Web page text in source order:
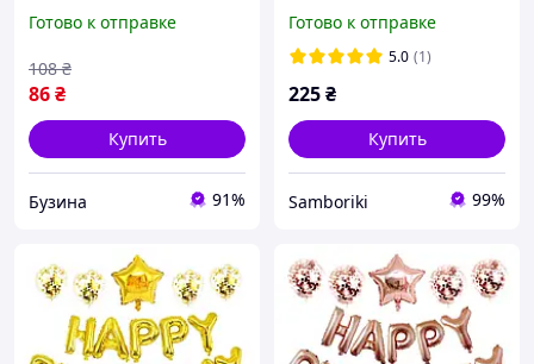
шт buzyna
Готово к отправке
86₴
108 ₴
Купить
Бузина 91%
Готово к отправке
5.0 (1)
225₴
Купить
Samboriki 99%